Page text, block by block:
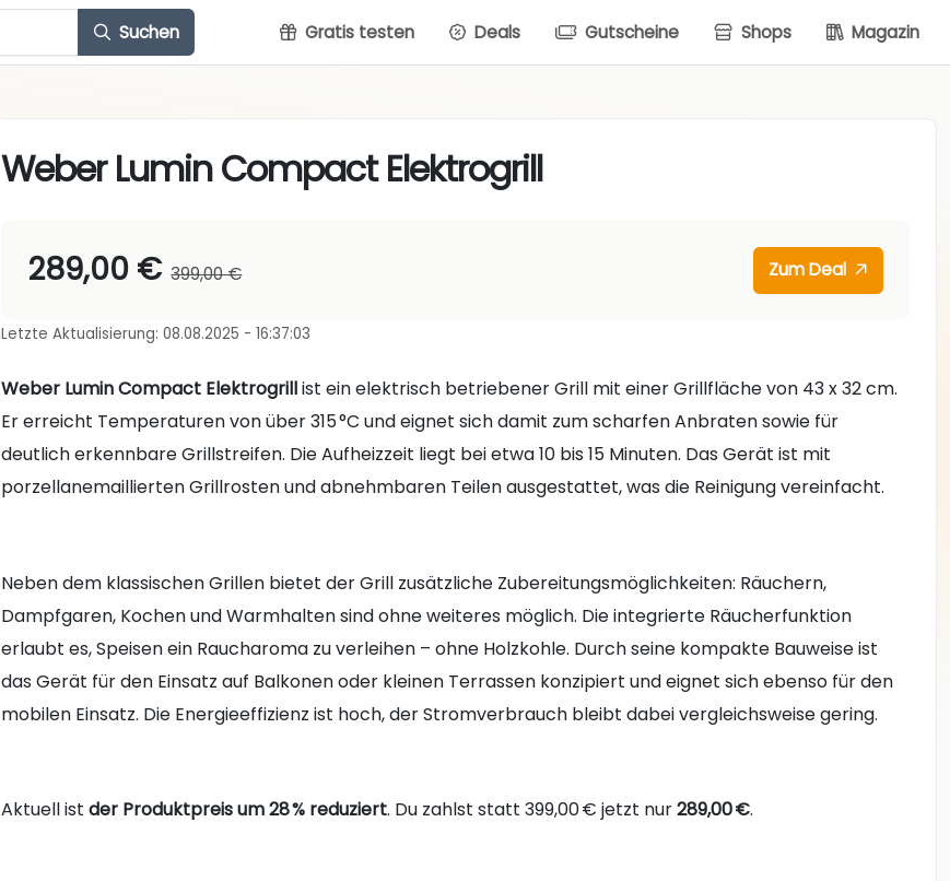
Suchen Gratis testen Deals Gutscheine Shops Magazin
Weber Lumin Compact Elektrogrill
289,00 € 399,00 € Zum Deal
Letzte Aktualisierung: 08.08.2025 - 16:37:03
Weber Lumin Compact Elektrogrillist ein elektrisch betriebener Grill mit einer Grillfläche von 43 x 32 cm.
Er erreicht Temperaturen von über 315 °C und eignet sich damit zum scharfen Anbraten sowie für
deutlich erkennbare Grillstreifen. Die Aufheizzeit liegt bei etwa 10 bis 15 Minuten. Das Gerät ist mit
porzellanemaillierten Grillrosten und abnehmbaren Teilen ausgestattet, was die Reinigung vereinfacht.
Neben dem klassischen Grillen bietet der Grill zusätzliche Zubereitungsmöglichkeiten: Räuchern,
Dampfgaren, Kochen und Warmhalten sind ohne weiteres möglich. Die integrierte Räucherfunktion
erlaubt es, Speisen ein Raucharoma zu verleihen – ohne Holzkohle. Durch seine kompakte Bauweise ist
das Gerät für den Einsatz auf Balkonen oder kleinen Terrassen konzipiert und eignet sich ebenso für den
mobilen Einsatz. Die Energieeffizienz ist hoch, der Stromverbrauch bleibt dabei vergleichsweise gering.
Aktuell istder Produktpreis um 28 % reduziert. Du zahlst statt 399,00 € jetzt nur289,00 €.